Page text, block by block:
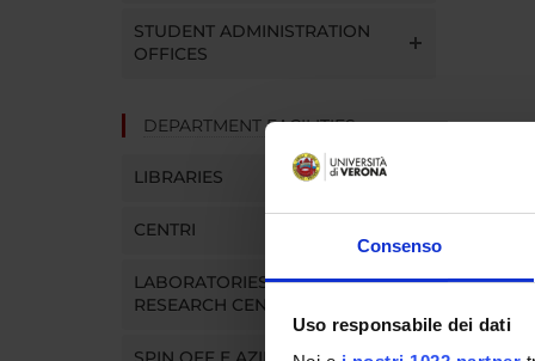
Consenso
Uso responsabile dei dati
STUDENT ADMINISTRATION
OFFICES
DEPARTMENT FACILITIES
LIBRARIES
CENTRI
LABORATORIES AND
RESEARCH CENTRES
PIANO